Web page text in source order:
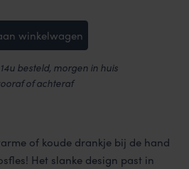
winkelwagen
besteld, morgen in huis
of achteraf
of koude drankje bij de hand
Het slanke design past in